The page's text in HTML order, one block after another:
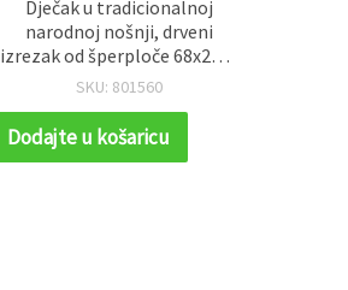
Dječak u tradicionalnoj
narodnoj nošnji, drveni
izrezak od šperploče 68x25x2
mm - 5 kom
SKU: 801560
Dodajte u košaricu